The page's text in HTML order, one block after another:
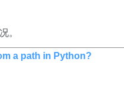
。
a path in Python?